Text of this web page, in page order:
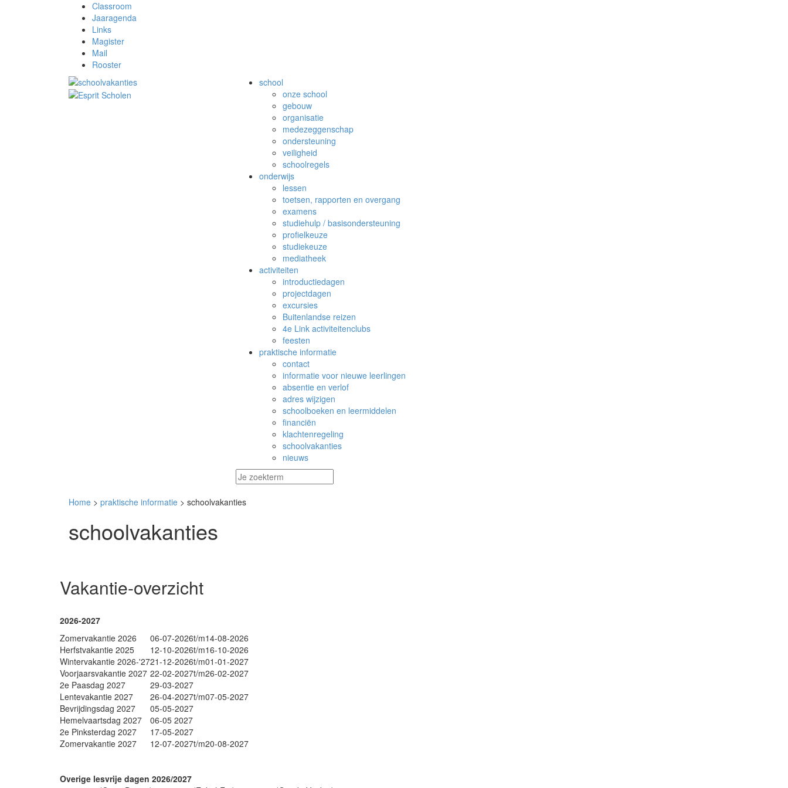
Classroom
Jaaragenda
Links
Magister
Mail
Rooster
school
onze school
gebouw
organisatie
medezeggenschap
ondersteuning
veiligheid
schoolregels
onderwijs
lessen
toetsen, rapporten en overgang
examens
studiehulp / basisondersteuning
profielkeuze
studiekeuze
mediatheek
activiteiten
introductiedagen
projectdagen
excursies
Buitenlandse reizen
4e Link activiteitenclubs
feesten
praktische informatie
contact
informatie voor nieuwe leerlingen
absentie en verlof
adres wijzigen
schoolboeken en leermiddelen
financiën
klachtenregeling
schoolvakanties
nieuws
Home > praktische informatie > schoolvakanties
schoolvakanties
Vakantie-overzicht
2026-2027
Zomervakantie 2026
06-07-2026t/m14-08-2026
Herfstvakantie 2025
12-10-2026t/m16-10-2026
Wintervakantie 2026-'2721-12-2026t/m01-01-2027
Voorjaarsvakantie 2027 22-02-2027t/m26-02-2027
2e Paasdag 2027
29-03-2027
Lentevakantie 2027
26-04-2027t/m07-05-2027
Bevrijdingsdag 2027
05-05-2027
Hemelvaartsdag 2027
06-05 2027
2e Pinksterdag 2027
17-05-2027
Zomervakantie 2027
12-07-2027t/m20-08-2027
Overige lesvrije dagen 2026/2027